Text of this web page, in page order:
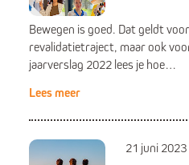
Bewegen is goed. Dat geldt
revalidatietraject, maar ook
jaarverslag 2022 lees je hoe…
Lees meer
21 juni 2023